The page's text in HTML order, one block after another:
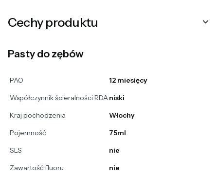
Cechy produktu
Pasty do zębów
PAO
12 miesięcy
Współczynnik ścieralności RDAniski
Kraj pochodzenia
Włochy
Pojemność
75ml
SLS
nie
Zawartość fluoru
nie